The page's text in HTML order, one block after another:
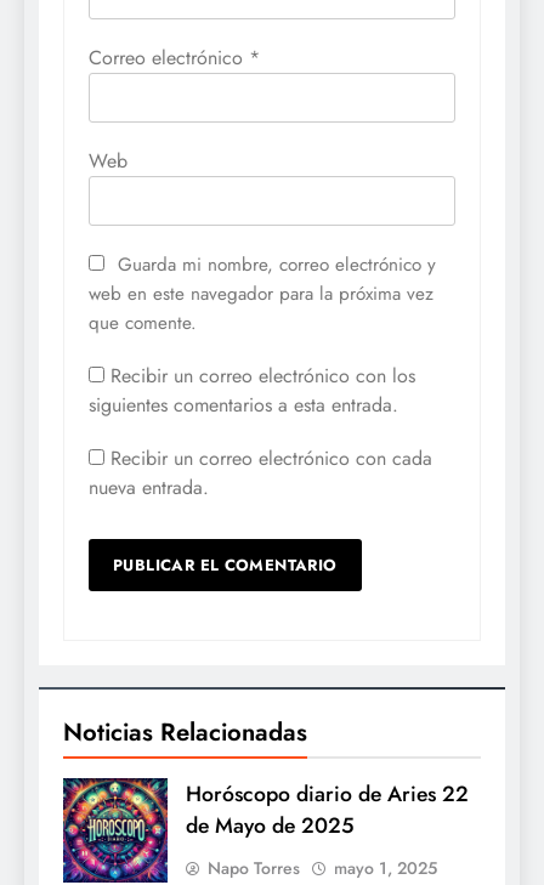
Correo electrónico *
Web
Guarda mi nombre, correo electrónico y
web en este navegador para la próxima vez
que comente.
Recibir un correo electrónico con los
siguientes comentarios a esta entrada.
Recibir un correo electrónico con cada
nueva entrada.
Noticias Relacionadas
Horóscopo diario de Aries 22
de Mayo de 2025
Napo Torres mayo 1, 2025